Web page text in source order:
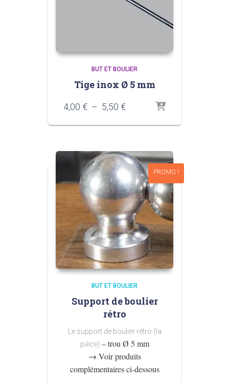
BUT ET BOULIER
Tige inox Ø 5 mm
4,00 € – 5,50 €Plage
prix :
à
5,50 €
PROMO !
BUT ET BOULIER
Support de boulier
rétro
Le support de boulier rétro (la
pièce) – trou Ø 5 mm
→ Voir produits
complémentaires ci-dessous